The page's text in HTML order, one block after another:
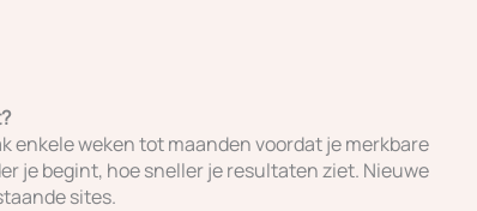
enkele weken tot maanden voordat je merkbare
je begint, hoe sneller je resultaten ziet. Nieuwe
sites.